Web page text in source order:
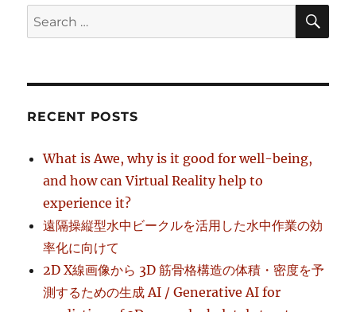
Search
for:
RECENT POSTS
What is Awe, why is it good for well-being,
and how can Virtual Reality help to
experience it?
遠隔操縦型水中ビークルを活用した水中作業の効
率化に向けて
2D X線画像から 3D 筋骨格構造の体積・密度を予
測するための生成 AI / Generative AI for